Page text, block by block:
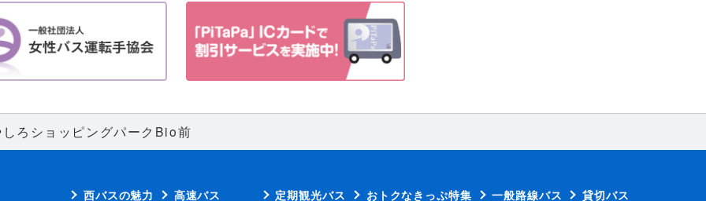
ろショッピングパークBio前
西バスの魅力 高速バス 定期観光バス おトクなきっぷ特集 一般路線バス 貸切バス